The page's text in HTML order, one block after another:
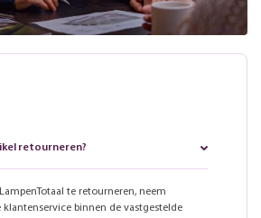
retourneren?
te retourneren, neem
binnen de vastgestelde